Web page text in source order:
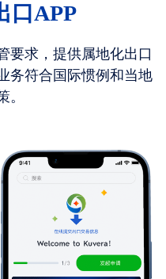
口APP
要求，提供属地化出口
务符合国际惯例和当地
。